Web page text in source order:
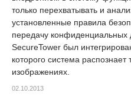
только перехватывать и
установленные правила
передачу
SecureTower был
которого система
изображениях.
02.10.2013